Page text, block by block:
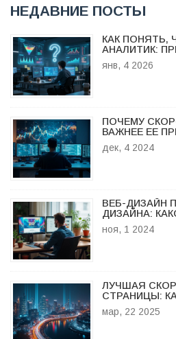
НЕДАВНИЕ ПОСТЫ
КАК ПОНЯТЬ,
АНАЛИТИК:
янв, 4 2026
ПОЧЕМУ
ВАЖНЕЕ ЕЕ
дек, 4 2024
ВЕБ-ДИЗАЙН
ДИЗАЙНА:
ноя, 1 2024
ЛУЧШАЯ
СТРАНИЦЫ:
ИДЕАЛА
мар, 22 2025